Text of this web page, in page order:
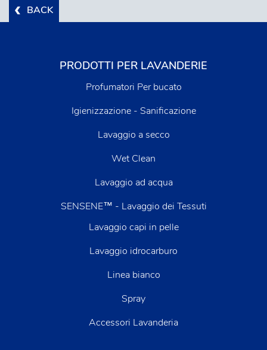
BACK
PRODOTTI PER LAVANDERIE
Profumatori Per bucato
Igienizzazione - Sanificazione
Lavaggio a secco
Wet Clean
Lavaggio ad acqua
SENSENE™ - Lavaggio dei Tessuti
Lavaggio capi in pelle
Lavaggio idrocarburo
Linea bianco
Spray
Accessori Lavanderia